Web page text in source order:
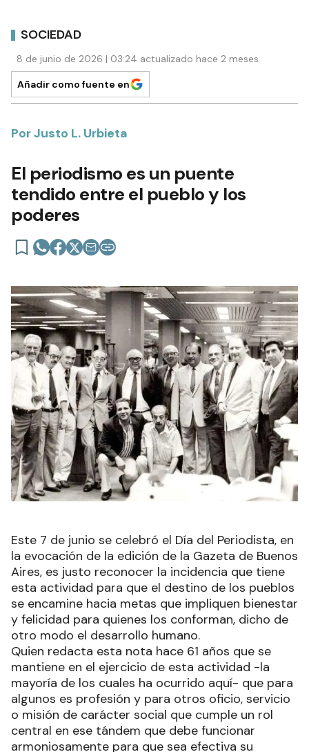
SOCIEDAD
8 de junio de 2026 | 03:24 actualizado hace 2 meses
Añadir como fuente en
Por Justo L. Urbieta
El periodismo es un puente
tendido entre el pueblo y los
poderes
Este 7 de junio se celebró el Día del Periodista, en
la evocación de la edición de la Gazeta de Buenos
Aires, es justo reconocer la incidencia que tiene
esta actividad para que el destino de los pueblos
se encamine hacia metas que impliquen bienestar
y felicidad para quienes los conforman, dicho de
otro modo el desarrollo humano.
Quien redacta esta nota hace 61 años que se
mantiene en el ejercicio de esta actividad -la
mayoría de los cuales ha ocurrido aquí- que para
algunos es profesión y para otros oficio, servicio
o misión de carácter social que cumple un rol
central en ese tándem que debe funcionar
armoniosamente para que sea efectiva su